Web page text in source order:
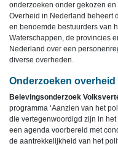
onderzoeken onder gekozen
Overheid in Nederland beheert
en benoemde bestuurders van
Waterschappen, de provincies
Nederland over een
diverse overheden.
Onderzoeken overheid
Belevingsonderzoek
programma ‘Aanzien van het
die vertegenwoordigd zijn in het
een agenda voorbereid met
de aantrekkelijkheid van het